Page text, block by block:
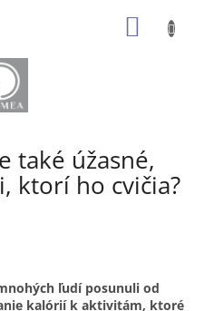
také úžasné,
ktorí ho cvičia?
ľudí posunuli od
kalórií k aktivitám, ktoré